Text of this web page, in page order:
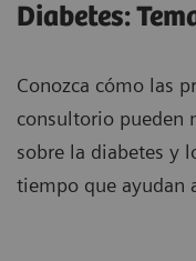
Diabetes:
Conozca cómo las
consultorio pueden
sobre la diabetes y
tiempo que ayudan